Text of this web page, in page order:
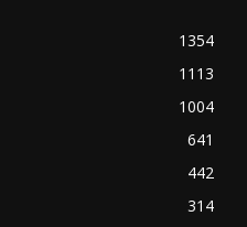
1354
1113
1004
641
442
314